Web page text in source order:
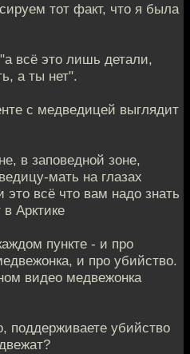
тот факт, что я была
всё это лишь детали,
а ты нет".
с медведицей выглядит
в заповедной зоне,
мать на глазах
всё что вам надо знать
Арктике
пункте - и про
и про убийство.
видео медвежонка
поддерживаете убийство